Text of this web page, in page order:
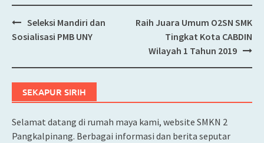
Post
Seleksi Mandiri dan
Sosialisasi PMB UNY
Raih Juara Umum O2SN SMK
Tingkat Kota CABDIN
Wilayah 1 Tahun 2019
SEKAPUR SIRIH
Selamat datang di rumah maya kami, website SMKN 2
Pangkalpinang. Berbagai informasi dan berita seputar